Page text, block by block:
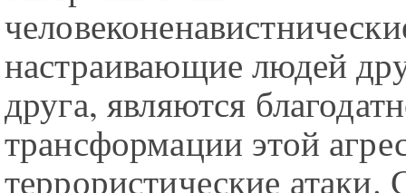
настраивающие людей
друга, являются
трансформации этой
террористические атаки.